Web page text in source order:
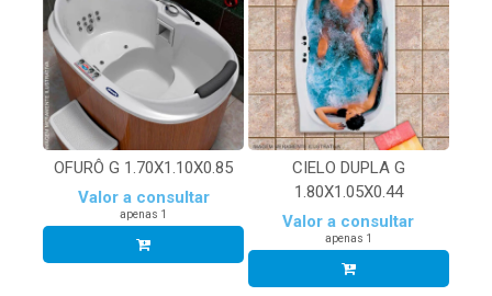
OFURÔ G 1.70X1.10X0.85
Valor a consultar
apenas 1
CIELO DUPLA G
1.80X1.05X0.44
Valor a consultar
apenas 1